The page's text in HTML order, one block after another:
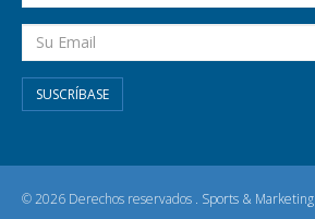
SUSCRÍBASE
© 2026 Derechos reservados . Sports & Marketing